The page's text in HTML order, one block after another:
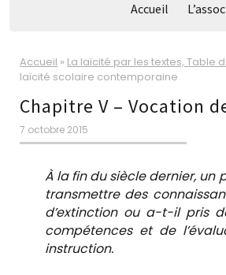
Accueil
Accueil » La laïcité par les textes, Table
laïcité scolaire contemporaine
Chapitre V – Vocation
Publié
le
7 octobre 2015
À la fin du siècle dernier, un
transmettre des
d’extinction ou a-t-il pris
compétences et de
instruction.